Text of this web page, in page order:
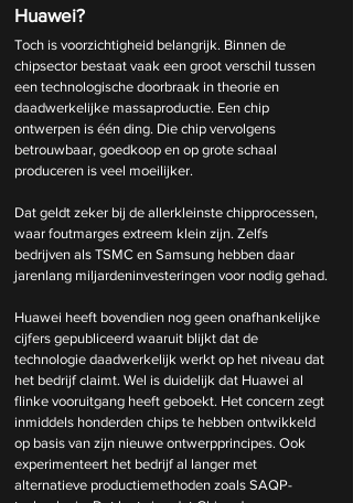
Huawei?
Toch is voorzichtigheid belangrijk. Binnen de
chipsector bestaat vaak een groot verschil tussen
een technologische doorbraak in theorie en
daadwerkelijke massaproductie. Een chip
ontwerpen is één ding. Die chip vervolgens
betrouwbaar, goedkoop en op grote schaal
produceren is veel moeilijker.
Dat geldt zeker bij de allerkleinste chipprocessen,
waar foutmarges extreem klein zijn. Zelfs
bedrijven als TSMC en Samsung hebben daar
jarenlang miljardeninvesteringen voor nodig gehad.
Huawei heeft bovendien nog geen onafhankelijke
cijfers gepubliceerd waaruit blijkt dat de
technologie daadwerkelijk werkt op het niveau dat
het bedrijf claimt. Wel is duidelijk dat Huawei al
flinke vooruitgang heeft geboekt. Het concern zegt
inmiddels honderden chips te hebben ontwikkeld
op basis van zijn nieuwe ontwerpprincipes. Ook
experimenteert het bedrijf al langer met
alternatieve productiemethoden zoals SAQP-